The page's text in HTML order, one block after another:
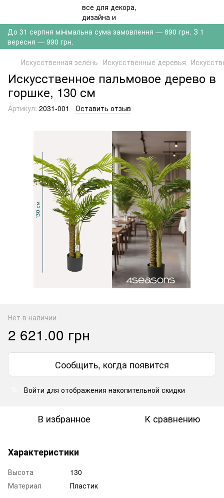
До 31 серпня мінімальна сума замовлення — 890 грн. З 1
вересня — 990 грн.
Искусственная зелень Искусственные деревья
Искусственное пальмовое дерево в
горшке, 130 см
Артикул: 2031-001 Оставить отзыв
Нет в наличии
2 621.00 грн
Сообщить, когда появится
Войти для отображения накопительной скидки
В избранное К сравнению
Характеристики
Высота
130
Материал
Пластик